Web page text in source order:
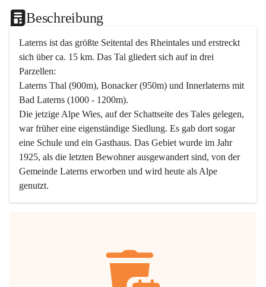
Beschreibung
Laterns ist das größte Seitental des Rheintales und erstreckt
sich über ca. 15 km. Das Tal gliedert sich auf in drei
Parzellen:
Laterns Thal (900m), Bonacker (950m) und Innerlaterns mit
Bad Laterns (1000 - 1200m).
Die jetzige Alpe Wies, auf der Schattseite des Tales gelegen,
war früher eine eigenständige Siedlung. Es gab dort sogar
eine Schule und ein Gasthaus. Das Gebiet wurde im Jahr
1925, als die letzten Bewohner ausgewandert sind, von der
Gemeinde Laterns erworben und wird heute als Alpe
genutzt.